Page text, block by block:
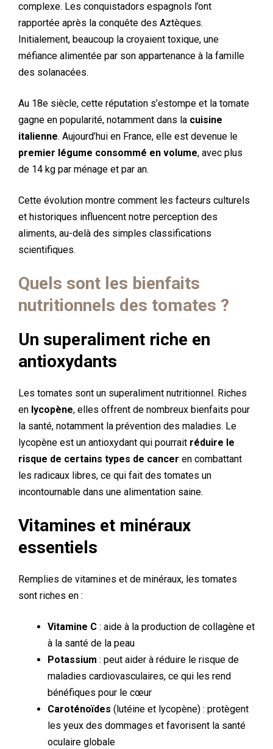
complexe. Les conquistadors espagnols l’ont
rapportée après la conquête des Aztèques.
Initialement, beaucoup la croyaient toxique, une
méfiance alimentée par son appartenance à la famille
des solanacées.
Au 18e siècle, cette réputation s’estompe et la tomate
gagne en popularité, notamment dans la cuisine
italienne. Aujourd’hui en France, elle est devenue le
premier légume consommé en volume, avec plus
de 14 kg par ménage et par an.
Cette évolution montre comment les facteurs culturels
et historiques influencent notre perception des
aliments, au-delà des simples classifications
scientifiques.
Quels sont les bienfaits
nutritionnels des tomates ?
Un superaliment riche en
antioxydants
Les tomates sont un superaliment nutritionnel. Riches
en lycopène, elles offrent de nombreux bienfaits pour
la santé, notamment la prévention des maladies. Le
lycopène est un antioxydant qui pourrait réduire le
risque de certains types de cancer en combattant
les radicaux libres, ce qui fait des tomates un
incontournable dans une alimentation saine.
Vitamines et minéraux
essentiels
Remplies de vitamines et de minéraux, les tomates
sont riches en :
Vitamine C : aide à la production de collagène et
à la santé de la peau
Potassium : peut aider à réduire le risque de
maladies cardiovasculaires, ce qui les rend
bénéfiques pour le cœur
Caroténoïdes (lutéine et lycopène) : protègent
les yeux des dommages et favorisent la santé
oculaire globale